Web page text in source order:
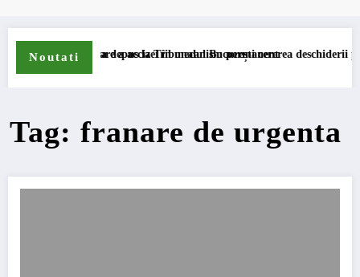
Noutati
compensare a accizei în mecanism permanent
STB a depus la Tribunalul București cererea deschiderii
Tag: franare de urgenta